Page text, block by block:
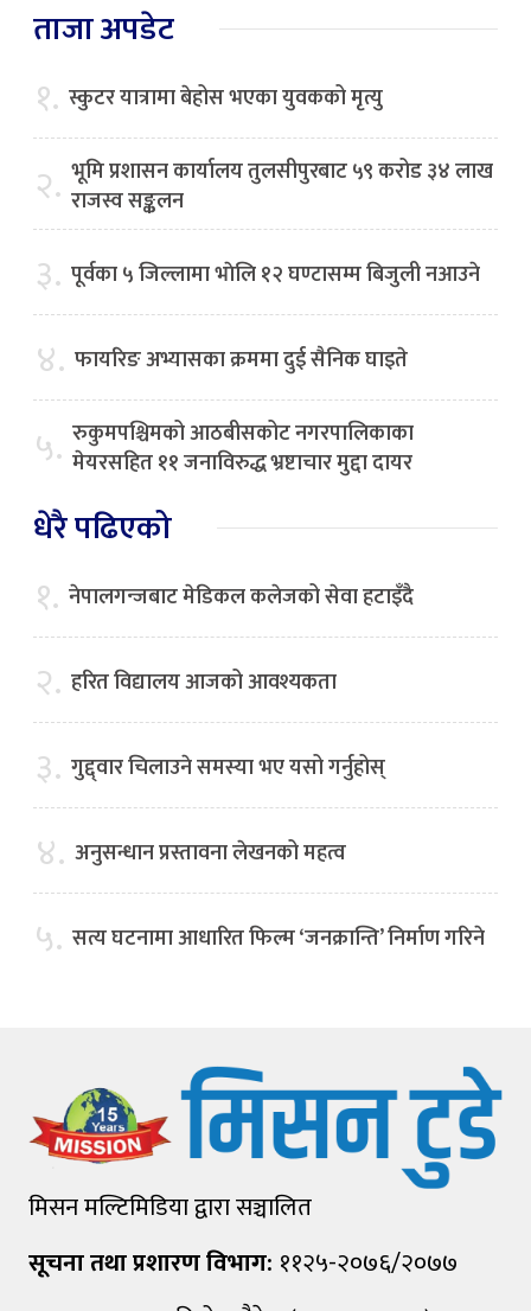
ताजा अपडेट
१. स्कुटर यात्रामा बेहोस भएका युवकको मृत्यु
२. भूमि प्रशासन कार्यालय तुलसीपुरबाट ५९ करोड ३४ लाख
राजस्व सङ्कलन
३. पूर्वका ५ जिल्लामा भाेलि १२ घण्टासम्म बिजुली नआउने
४. फायरिङ अभ्यासका क्रममा दुई सैनिक घाइते
५. रुकुमपश्चिमको आठबीसकोट नगरपालिकाका
मेयरसहित ११ जनाविरुद्ध भ्रष्टाचार मुद्दा दायर
धेरै पढिएको
१. नेपालगन्जबाट मेडिकल कलेजको सेवा हटाइँदै
२. हरित विद्यालय आजको आवश्यकता
३. गुद्द्वार चिलाउने समस्या भए यसो गर्नुहोस्
४. अनुसन्धान प्रस्तावना लेखनको महत्व
५. सत्य घटनामा आधारित फिल्म ‘जनक्रान्ति’ निर्माण गरिने
मिसन मल्टिमिडिया द्वारा सञ्चालित
सूचना तथा प्रशारण विभाग: ११२५-२०७६/२०७७